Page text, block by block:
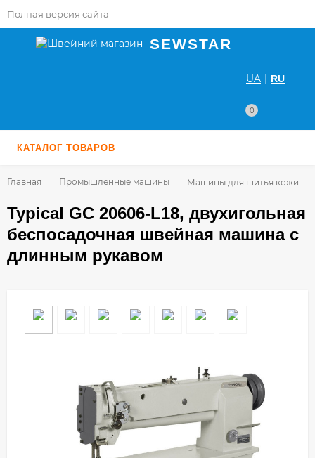
Полная версия сайта
UA | RU
0
SEWSTAR
КАТАЛОГ ТОВАРОВ
Главная Промышленные машины Машины для шитья кожи
Typical GC 20606-L18, двухигольная
беспосадочная швейная машина с
длинным рукавом